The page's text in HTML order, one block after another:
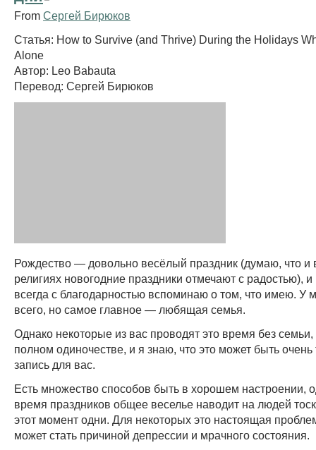
From Сергей Бирюков
Статья: How to Survive (and Thrive) During the Holidays
Alone
Автор: Leo Babauta
Перевод: Сергей Бирюков
Рождество — довольно весёлый праздник (думаю, что и
религиях новогодние праздники отмечают с радостью),
всегда с благодарностью вспоминаю о том, что имею. У
всего, но самое главное — любящая семья.
Однако некоторые из вас проводят это время без
полном одиночестве, и я знаю, что это может быть очень
запись для вас.
Есть множество способов быть в хорошем настроении,
время праздников общее веселье наводит на людей
этот момент одни. Для некоторых это настоящая
может стать причиной депрессии и мрачного состояния.